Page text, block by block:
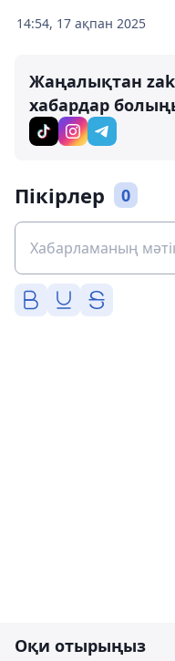
14:54, 17 ақпан 2025
Жаңалықтан
хабардар
Пікірлер 0
Оқи отырыңыз